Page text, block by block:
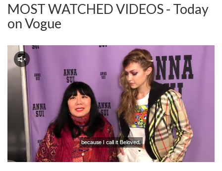
MOST WATCHED VIDEOS - Today
on Vogue